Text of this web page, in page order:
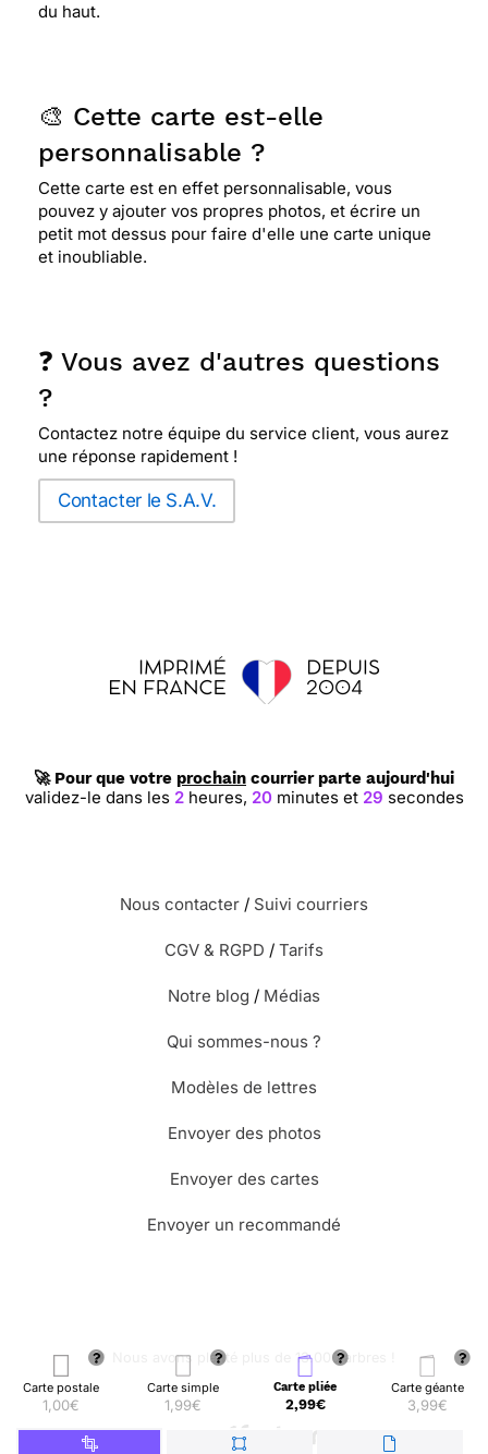
Carte postale
1,00€
Carte simple
1,99€
Carte pliée
2,99€
Carte géante
3,99€
du haut.
🎨 Cette carte est-elle
personnalisable ?
Cette carte est en effet personnalisable, vous
pouvez y ajouter vos propres photos, et écrire un
petit mot dessus pour faire d'elle une carte unique
et inoubliable.
❓ Vous avez d'autres questions
?
Contactez notre équipe du service client, vous aurez
une réponse rapidement !
Contacter le S.A.V.
🚀 Pour que votre prochain courrier parte aujourd'hui
validez-le dans les 2heures, 20minutes et 28 secondes
Nous contacter / Suivi courriers
CGV & RGPD / Tarifs
Notre blog / Médias
Qui sommes-nous ?
Modèles de lettres
Envoyer des photos
Envoyer des cartes
Envoyer un recommandé
🌳 Nous avons planté plus de 13.000 arbres !